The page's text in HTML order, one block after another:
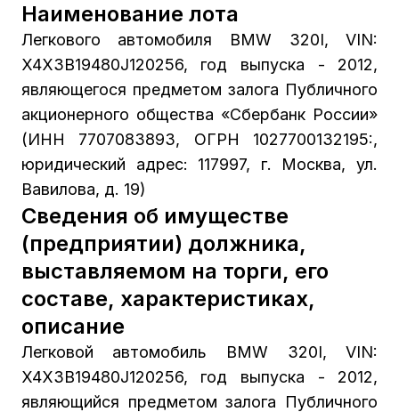
Наименование лота
Легкового автомобиля BMW 320I, VIN:
X4X3B19480J120256, год выпуска - 2012,
являющегося предметом залога Публичного
акционерного общества «Сбербанк России»
(ИНН 7707083893, ОГРН 1027700132195:,
юридический адрес: 117997, г. Москва, ул.
Вавилова, д. 19)
Сведения об имуществе
(предприятии) должника,
выставляемом на торги, его
составе, характеристиках,
описание
Легковой автомобиль BMW 320I, VIN:
X4X3B19480J120256, год выпуска - 2012,
являющийся предметом залога Публичного